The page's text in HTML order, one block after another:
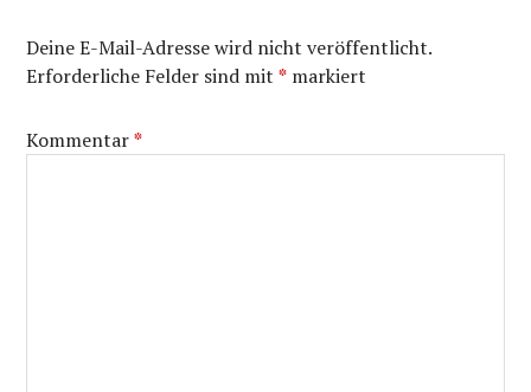
Deine E-Mail-Adresse wird nicht veröffentlicht.
Erforderliche Felder sind mit* markiert
Kommentar*